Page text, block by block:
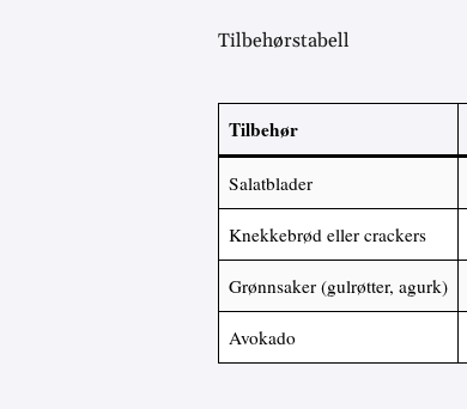
Tilbehørstabell
Tilbehør
Salatblader
Knekkebrød eller crackers
Grønnsaker (gulrøtter, agurk)
Avokado